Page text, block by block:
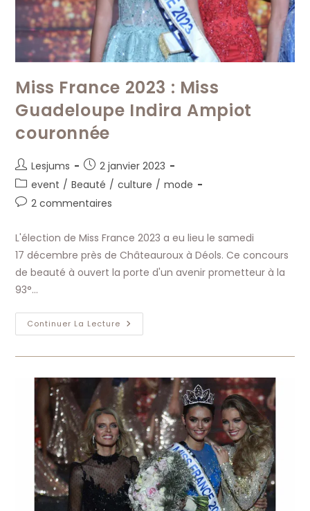
Miss France 2023 : Miss
Guadeloupe Indira Ampiot
couronnée
Auteur/autrice
de
la
publication :
Lesjums
Publication
publiée :
2 janvier 2023
Post
category:
event / Beauté / culture / mode
Commentaires
la
publication :
2 commentaires
L'élection de Miss France 2023 a eu lieu le samedi
17 décembre près de Châteauroux à Déols. Ce concours
de beauté à ouvert la porte d'un avenir prometteur à la
93°…
Continuer La Lecture Miss
France
:
Indira
Ampiot
Couronnée